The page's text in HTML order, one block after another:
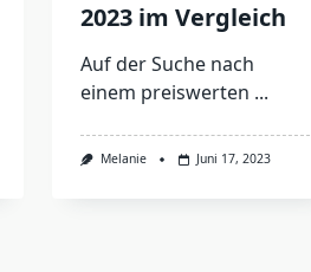
2023 im Vergleich
Auf der Suche nach
einem preiswerten ...
Melanie Juni 17, 2023